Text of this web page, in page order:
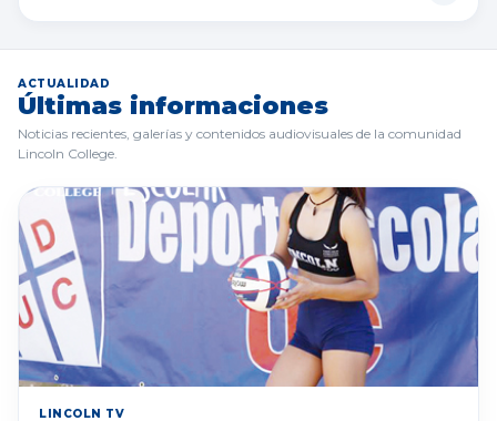
ACTUALIDAD
Últimas informaciones
Noticias recientes, galerías y contenidos audiovisuales de la comunidad
Lincoln College.
LINCOLN TV